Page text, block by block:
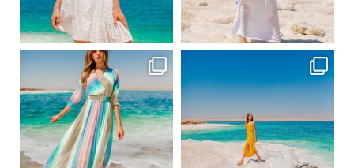
Вер 1 Вер 1
ebutikpl